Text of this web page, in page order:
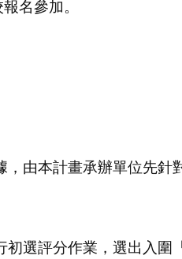
名參加。
由本計畫承辦單位先針
選評分作業，選出入圍